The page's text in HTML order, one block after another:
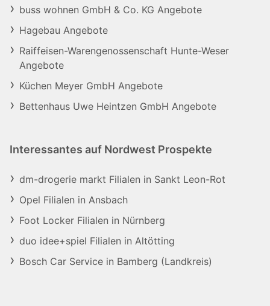
buss wohnen GmbH & Co. KG Angebote
Hagebau Angebote
Raiffeisen-Warengenossenschaft Hunte-Weser
Angebote
Küchen Meyer GmbH Angebote
Bettenhaus Uwe Heintzen GmbH Angebote
Interessantes auf Nordwest Prospekte
dm-drogerie markt Filialen in Sankt Leon-Rot
Opel Filialen in Ansbach
Foot Locker Filialen in Nürnberg
duo idee+spiel Filialen in Altötting
Bosch Car Service in Bamberg (Landkreis)